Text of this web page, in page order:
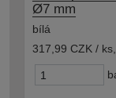
Ø7 mm
bílá
317,99 CZK / ks,